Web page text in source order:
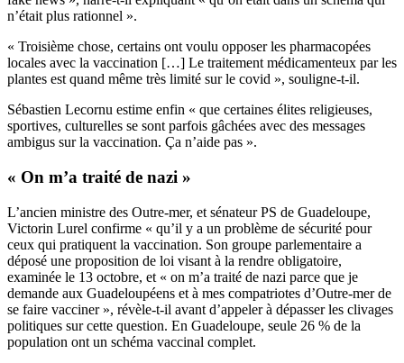
n’était plus rationnel ».
« Troisième chose, certains ont voulu opposer les pharmacopées
locales avec la vaccination […] Le traitement médicamenteux par les
plantes est quand même très limité sur le covid », souligne-t-il.
Sébastien Lecornu estime enfin « que certaines élites religieuses,
sportives, culturelles se sont parfois gâchées avec des messages
ambigus sur la vaccination. Ça n’aide pas ».
« On m’a traité de nazi »
L’ancien ministre des Outre-mer, et sénateur PS de Guadeloupe,
Victorin Lurel confirme « qu’il y a un problème de sécurité pour
ceux qui pratiquent la vaccination. Son groupe parlementaire a
déposé une proposition de loi visant à la rendre obligatoire,
examinée le 13 octobre, et « on m’a traité de nazi parce que je
demande aux Guadeloupéens et à mes compatriotes d’Outre-mer de
se faire vacciner », révèle-t-il avant d’appeler à dépasser les clivages
politiques sur cette question. En Guadeloupe, seule 26 % de la
population ont un schéma vaccinal complet.